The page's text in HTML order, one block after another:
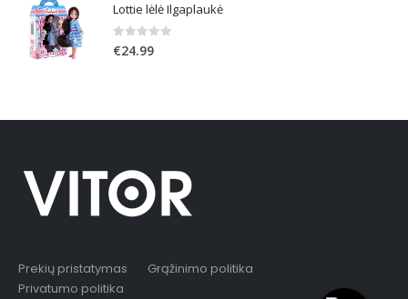
Lottie lėlė Ilgaplaukė
0 out of 5
€24.99
Prekių pristatymas
Grąžinimo politika
Privatumo politika